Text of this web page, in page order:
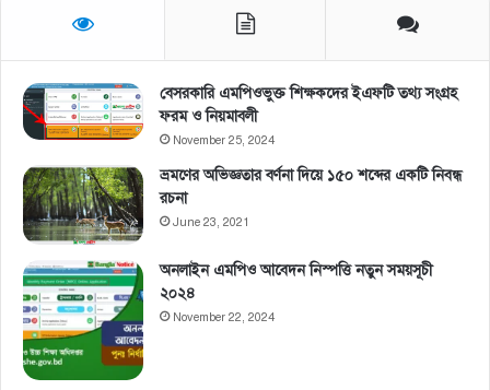
বেসরকারি এমপিওভুক্ত শিক্ষকদের ইএফটি তথ্য সংগ্রহ
ফরম ও নিয়মাবলী
November 25, 2024
ভ্রমণের অভিজ্ঞতার বর্ণনা দিয়ে ১৫০ শব্দের একটি নিবন্ধ
রচনা
June 23, 2021
অনলাইন এমপিও আবেদন নিস্পত্তি নতুন সময়সূচী
২০২৪
November 22, 2024